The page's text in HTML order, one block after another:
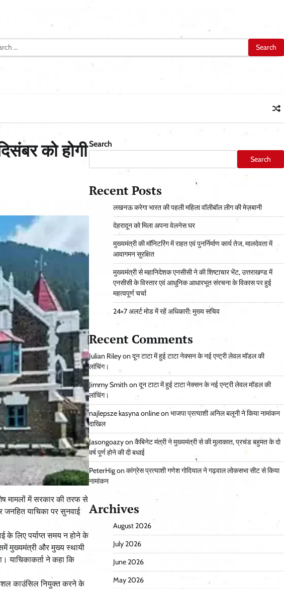
को होगी
मामलों में सरकार की तरफ से
याचिका पर सुनवाई
के लिए पर्याप्त समय न होने के
मुख्यमंत्री और मुख्य स्थायी
याचिकाकर्ता ने कहा कि
स्पेशल काउंसिल नियुक्त करने के
Search
Search
Recent Posts
लखनऊ करेगा भारत की पहली महिला वॉलीबॉल लीग की मेज़बानी
देहरादून को मिला अपना वेलनेस घर
मुख्यमंत्री की मॉनिटरिंग में राहत एवं पुनर्निर्माण कार्य तेज, मालदेवता में
आवागमन सुरक्षित
मुख्यमंत्री से महानिदेशक एनसीसी ने की शिष्टाचार भेंट, उत्तराखण्ड में
एनसीसी के विस्तार एवं आधुनिक आधारभूत संरचना के विकास पर हुई
महत्वपूर्ण चर्चा
24×7 अलर्ट मोड में रहें अधिकारी: मुख्य सचिव
Recent Comments
Julian Rileyonदून टाटा में हुई टाटा नेक्सन के नई एन्ट्री लेवल मॉडल की
लांचिंग।
Jimmy Smith onदून टाटा में हुई टाटा नेक्सन के नई एन्ट्री लेवल मॉडल की
लांचिंग।
najlepsze kasyna onlineonभाजपा प्रत्याशी अनिल बलूनी ने किया नामांकन
दाखिल
Jasongoazyonकैबिनेट मंत्री ने मुख्यमंत्री से की मुलाकात, प्रचंड बहुमत के दो
वर्ष पूर्ण होने की दी बधाई
PeterHigonकांग्रेस प्रत्याशी गणेश गोदियाल ने गढ़वाल लोकसभा सीट से किया
नामांकन
Archives
August 2026
July 2026
June 2026
May 2026